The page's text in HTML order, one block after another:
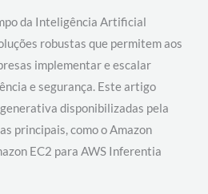
da Inteligência Artificial
robustas que permitem aos
implementar e escalar
e segurança. Este artigo
disponibilizadas pela
principais, como o Amazon
EC2 para AWS Inferentia